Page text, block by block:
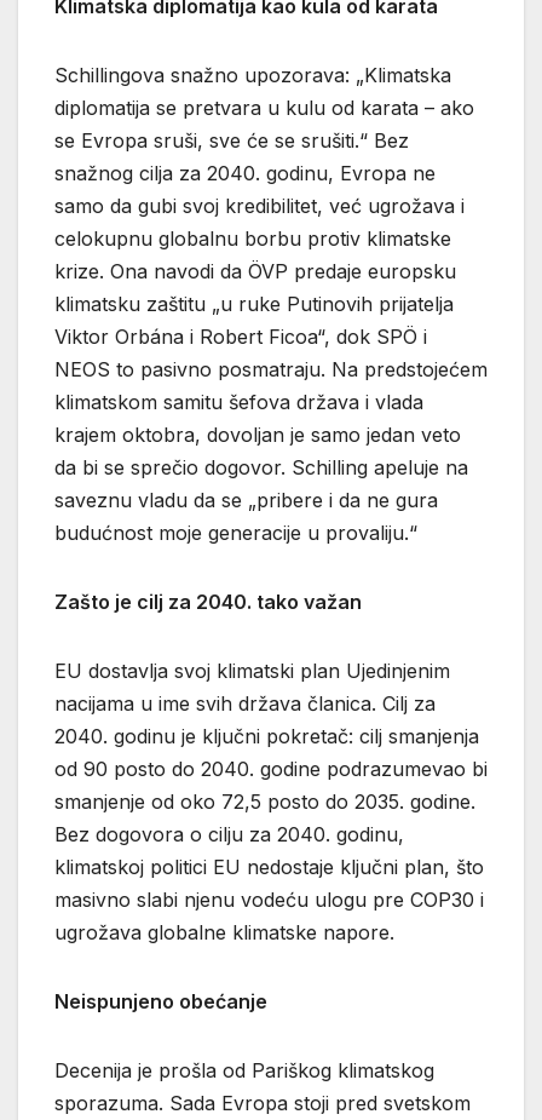
Klimatska diplomatija kao kula od karata
Schillingova snažno upozorava: „Klimatska
diplomatija se pretvara u kulu od karata – ako
se Evropa sruši, sve će se srušiti.“ Bez
snažnog cilja za 2040. godinu, Evropa ne
samo da gubi svoj kredibilitet, već ugrožava i
celokupnu globalnu borbu protiv klimatske
krize. Ona navodi da ÖVP predaje europsku
klimatsku zaštitu „u ruke Putinovih prijatelja
Viktor Orbána i Robert Ficoa“, dok SPÖ i
NEOS to pasivno posmatraju. Na predstojećem
klimatskom samitu šefova država i vlada
krajem oktobra, dovoljan je samo jedan veto
da bi se sprečio dogovor. Schilling apeluje na
saveznu vladu da se „pribere i da ne gura
budućnost moje generacije u provaliju.“
Zašto je cilj za 2040. tako važan
EU dostavlja svoj klimatski plan Ujedinjenim
nacijama u ime svih država članica. Cilj za
2040. godinu je ključni pokretač: cilj smanjenja
od 90 posto do 2040. godine podrazumevao bi
smanjenje od oko 72,5 posto do 2035. godine.
Bez dogovora o cilju za 2040. godinu,
klimatskoj politici EU nedostaje ključni plan, što
masivno slabi njenu vodeću ulogu pre COP30 i
ugrožava globalne klimatske napore.
Neispunjeno obećanje
Decenija je prošla od Pariškog klimatskog
sporazuma. Sada Evropa stoji pred svetskom